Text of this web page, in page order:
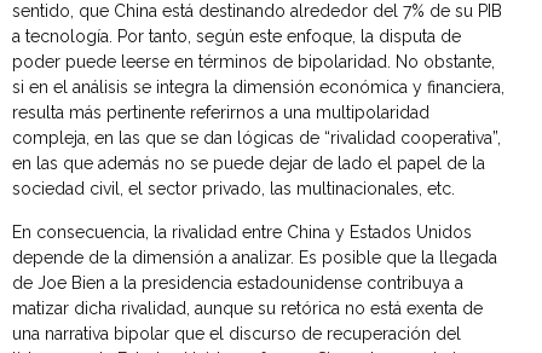
sentido, que China está destinando alrededor del 7% de su PIB
a tecnología. Por tanto, según este enfoque, la disputa de
poder puede leerse en términos de bipolaridad. No obstante,
si en el análisis se integra la dimensión económica y financiera,
resulta más pertinente referirnos a una multipolaridad
compleja, en las que se dan lógicas de “rivalidad cooperativa”,
en las que además no se puede dejar de lado el papel de la
sociedad civil, el sector privado, las multinacionales, etc.
En consecuencia, la rivalidad entre China y Estados Unidos
depende de la dimensión a analizar. Es posible que la llegada
de Joe Bien a la presidencia estadounidense contribuya a
matizar dicha rivalidad, aunque su retórica no está exenta de
una narrativa bipolar que el discurso de recuperación del